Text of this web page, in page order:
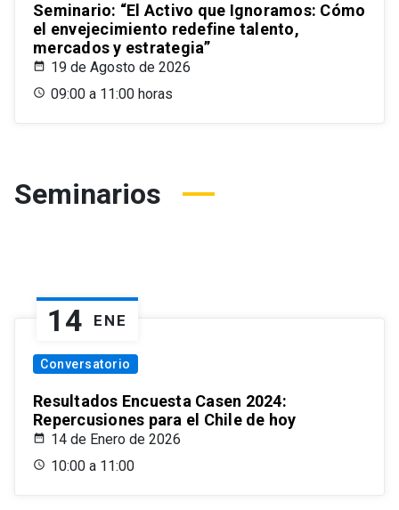
Seminario: “El Activo que Ignoramos: Cómo
el envejecimiento redefine talento,
mercados y estrategia”
19 de Agosto de 2026
09:00 a 11:00 horas
Seminarios
14 ENE
Conversatorio
Resultados Encuesta Casen 2024:
Repercusiones para el Chile de hoy
14 de Enero de 2026
10:00 a 11:00